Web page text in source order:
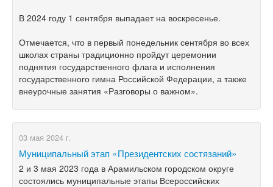
В 2024 году 1 сентября выпадает на воскресенье.
Отмечается, что в первый понедельник сентября во всех
школах страны традиционно пройдут церемонии
поднятия государственного флага и исполнения
государственного гимна Российской Федерации, а также
внеурочные занятия «Разговоры о важном».
03 мая 2024 г.
Муниципальный этап «Президентских состязаний»
2 и 3 мая 2023 года в Арамильском городском округе
состоялись муниципальные этапы Всероссийских